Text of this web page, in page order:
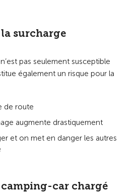
la surcharge
pas seulement susceptible
également un risque pour la
de route
augmente drastiquement
et on met en danger les autres
camping-car chargé